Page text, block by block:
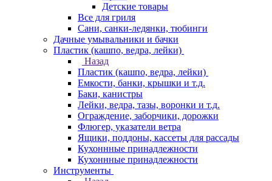
Детские товары
Все для гриля
Сани, санки-ледянки, тюбинги
Дачные умывальники и бачки
Пластик (кашпо, ведра, лейки)
Назад
Пластик (кашпо, ведра, лейки)
Емкости, банки, крышки и т.д.
Баки, канистры
Лейки, ведра, тазы, воронки и т.д.
Ограждение, заборчики, дорожки
Флюгер, указатели ветра
Ящики, поддоны, кассеты для рассады
Кухоннные принадлежности
Кухоннные принадлежности
Инструменты